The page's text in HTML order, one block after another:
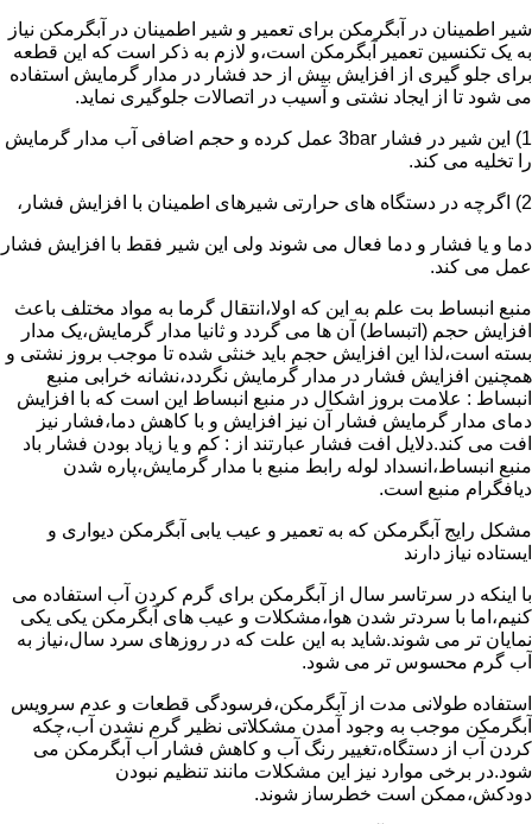
شیر اطمینان در آبگرمکن برای تعمیر و شیر اطمینان در آبگرمکن نیاز
به یک تکنسین تعمیر آبگرمکن است،و لازم به ذکر است که این قطعه
برای جلو گیری از افزایش بیش از حد فشار در مدار گرمایش استفاده
می شود تا از ایجاد نشتی و آسیب در اتصالات جلوگیری نماید.
1) این شیر در فشار 3bar عمل کرده و حجم اضافی آب مدار گرمایش
را تخلیه می کند.
2) اگرچه در دستگاه های حرارتی شیرهای اطمینان با افزایش فشار،
دما و یا فشار و دما فعال می شوند ولی این شیر فقط با افزایش فشار
عمل می کند.
منبع انبساط بت علم به این که اولا،انتقال گرما به مواد مختلف باعث
افزایش حجم (اتبساط) آن ها می گردد و ثانیا مدار گرمایش،یک مدار
بسته است،لذا این افزایش حجم باید خنثی شده تا موجب بروز نشتی و
همچنین افزایش فشار در مدار گرمایش نگردد،نشانه خرابی منبع
انبساط : علامت بروز اشکال در منبع انبساط این است که با افزایش
دمای مدار گرمایش فشار آن نیز افزایش و با کاهش دما،فشار نیز
افت می کند.دلایل افت فشار عبارتند از : کم و یا زیاد بودن فشار باد
منبع انبساط،انسداد لوله رابط منبع با مدار گرمایش،پاره شدن
دیافگرام منبع است.
مشکل رایج آبگرمکن که به تعمیر و عیب یابی آبگرمکن دیواری و
ایستاده نیاز دارند
با اینکه در سرتاسر سال از آبگرمکن برای گرم کردن آب استفاده می
کنیم،اما با سردتر شدن هوا،مشکلات و عیب های آبگرمکن یکی یکی
نمایان تر می شوند.شاید به این علت که در روزهای سرد سال،نیاز به
آب گرم محسوس تر می شود.
استفاده طولانی مدت از آبگرمکن،فرسودگی قطعات و عدم سرویس
آبگرمکن موجب به وجود آمدن مشکلاتی نظیر گرم نشدن آب،چکه
کردن آب از دستگاه،تغییر رنگ آب و کاهش فشار آب آبگرمکن می
شود.در برخی موارد نیز این مشکلات مانند تنظیم نبودن
دودکش،ممکن است خطرساز شوند.